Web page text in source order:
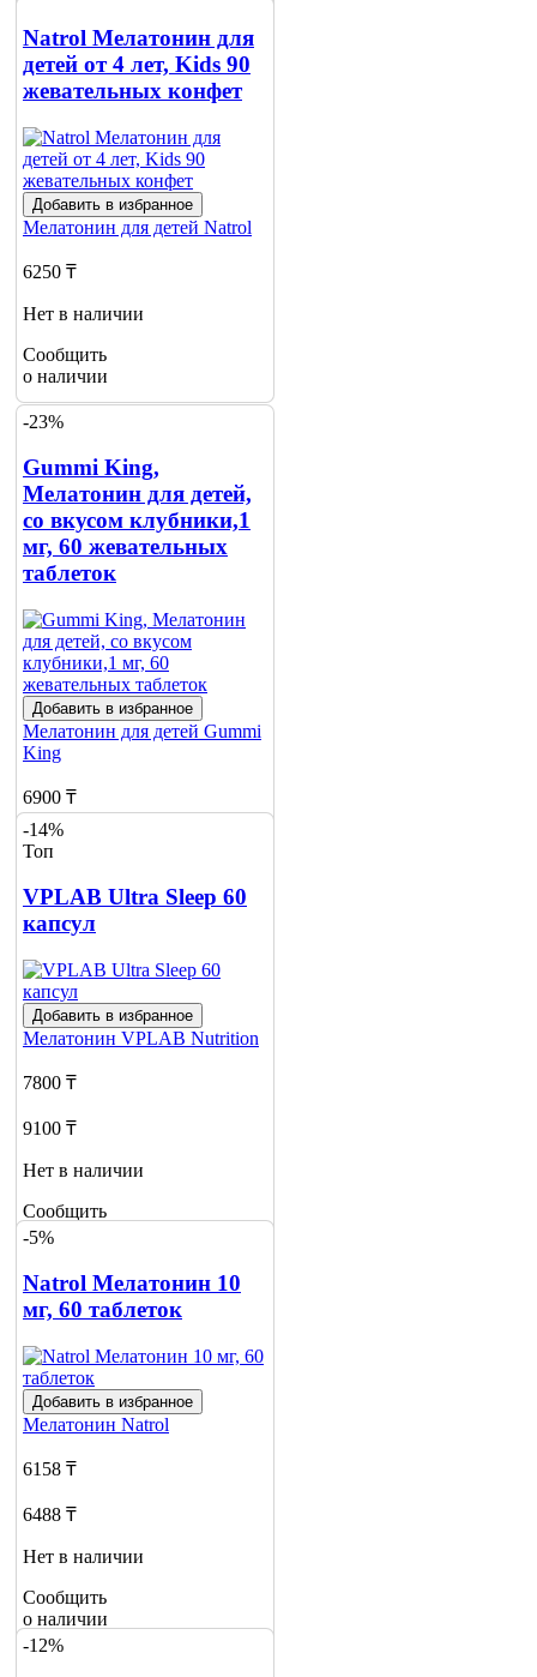
Natrol Мелатонин для
детей от 4 лет, Kids 90
жевательных конфет
Добавить в избранное
Мелатонин для детей Natrol
6250 ₸
Нет в наличии
Сообщить
о наличии
-23%
Gummi King,
Мелатонин для детей,
со вкусом клубники,1
мг, 60 жевательных
таблеток
Добавить в избранное
Мелатонин для детей Gummi
King
6900 ₸
8970 ₸
Нет в наличии
Сообщить
1
-14%
Топ
VPLAB Ultra Sleep 60
капсул
Добавить в избранное
Мелатонин VPLAB Nutrition
7800 ₸
9100 ₸
Нет в наличии
Сообщить
о наличии
-5%
Natrol Мелатонин 10
мг, 60 таблеток
Добавить в избранное
Мелатонин Natrol
6158 ₸
6488 ₸
Нет в наличии
Сообщить
о наличии
-12%